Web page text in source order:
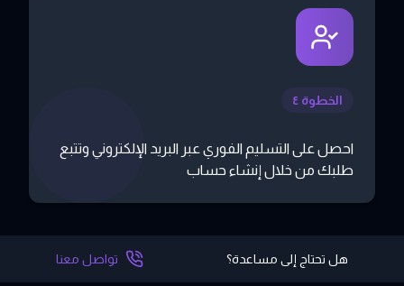
الخطوة ٤
احصل على التسليم الفوري عبر البريد الإلكتروني وتتبع
طلبك من خلال إنشاء حساب
هل تحتاج إلى مساعدة؟ تواصل معنا